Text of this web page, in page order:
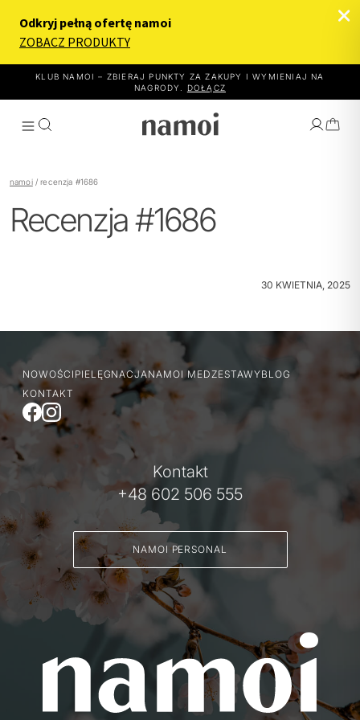
KLUB NAMOI – ZBIERAJ PUNKTY ZA ZAKUPY I WYMIENIAJ NA
NAGRODY.
DOŁĄCZ
WYBIERZ EFEKT
POLITYKA PRYWATNOŚCI
REGULAMIN SKLEPU
WYSYŁKA
ZWROTY I REKLAMACJE
MOJE KONTO
REGULAMIN KLUBU LOJALNOŚCIOWEGO
namoi/recenzja #1686
Recenzja #1686
30 KWIETNIA, 2025
NOWOŚCI PIELĘGNACJANAMOI MEDZESTAWYBLOG
KONTAKT
Kontakt
+48 602 506 555
NAMOI PERSONAL